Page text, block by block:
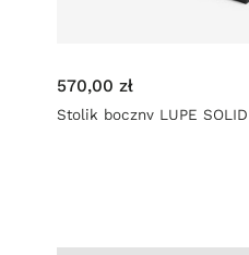
570,00 zł
Stolik boczny LUPE